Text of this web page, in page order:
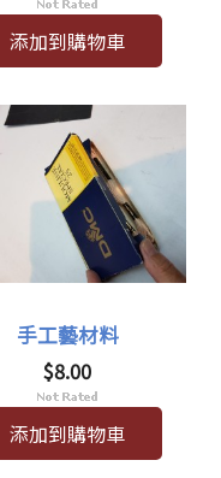
添加到購物車
手工藝材料
$8.00
添加到購物車